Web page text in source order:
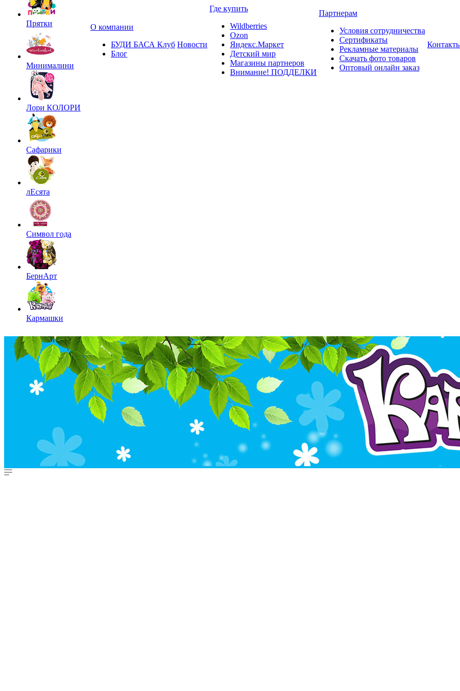
Прятки
Минималини
Лори КОЛОРИ
Сафарики
лЕсята
Символ года
БернАрт
Кармашки
О компании
БУДИ БАСА Клуб
Блог
Новости
Где купить
Wildberries
Ozon
Яндекс.Маркет
Детский мир
Магазины партнеров
Внимание! ПОДДЕЛКИ
Партнерам
Условия сотрудничества
Сертификаты
Рекламные материалы
Скачать фото товаров
Оптовый онлайн заказ